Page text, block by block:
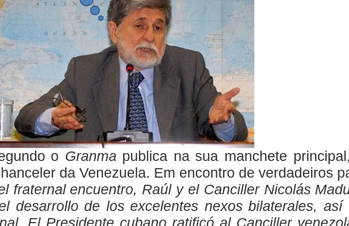
o Granmapublica na sua manchete
da Venezuela. Em encontro de verdadeiros
fraternal encuentro, Raúl y el Canciller Nicolás
desarrollo de los excelentes nexos bilaterales,